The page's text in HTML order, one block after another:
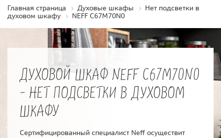
Главная страница Духовые шкафы
Нет подсветки в
духовом шкафу
NEFF C67M70N0
ДУХОВОЙ ШКАФ NEFF C67M70N0
- НЕТ ПОДСВЕТКИ В ДУХОВОМ
ШКАФУ
Сертифицированный специалист Neff осуществит